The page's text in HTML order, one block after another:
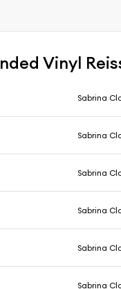
Vinyl
Sabrina
Sabrina
Sabrina
Sabrina
Sabrina
Sabrina